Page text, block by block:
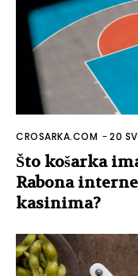
CROSARKA.COM -20
Što košarka
Rabona
kasinima?